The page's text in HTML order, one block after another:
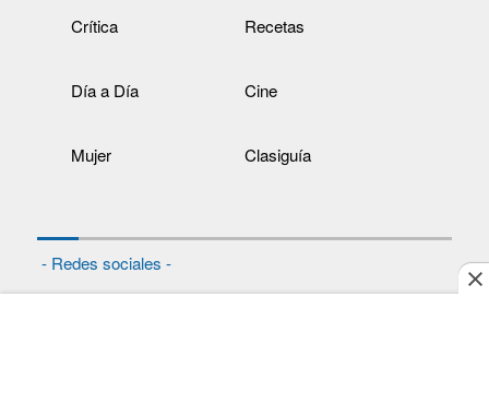
Crítica Recetas
Día a Día Cine
Mujer Clasiguía
- Redes sociales -